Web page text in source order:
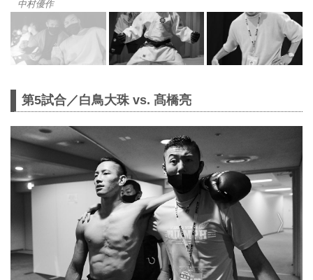
中村優作
第5試合／白鳥大珠 vs. 髙橋亮